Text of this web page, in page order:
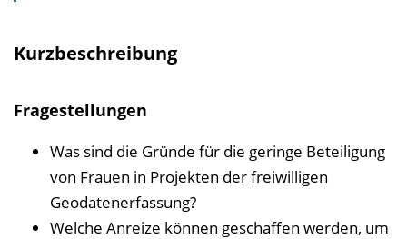
s
Kurzbeschreibung
Fragestellungen
Was sind die Gründe für die geringe Beteiligung
von Frauen in Projekten der freiwilligen
Geodatenerfassung?
Welche Anreize können geschaffen werden, um